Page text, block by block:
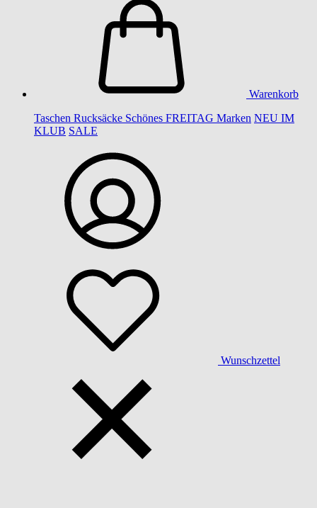
Warenkorb
Taschen Rucksäcke Schönes FREITAG Marken NEU IM
KLUB SALE
Wunschzettel